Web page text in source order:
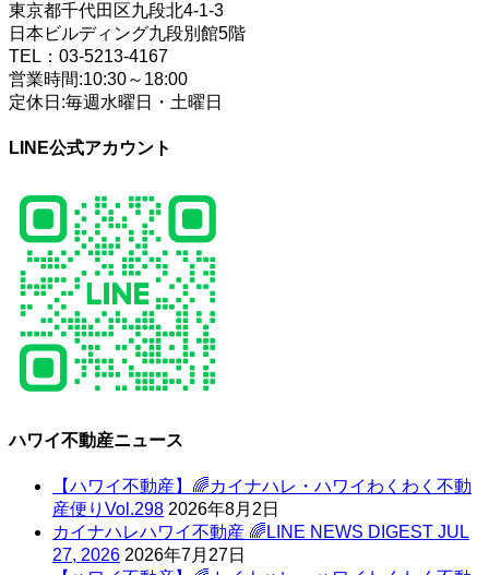
東京都千代田区九段北4-1-3
日本ビルディング九段別館5階
TEL：03-5213-4167
営業時間:10:30～18:00
定休日:毎週水曜日・土曜日
LINE公式アカウント
ハワイ不動産ニュース
【ハワイ不動産】🌈カイナハレ・ハワイわくわく不動
産便りVol.298 2026年8月2日
カイナハレハワイ不動産 🌈LINE NEWS DIGEST JUL
27, 2026 2026年7月27日